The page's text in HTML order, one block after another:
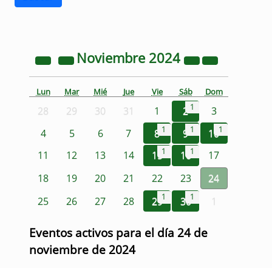
Noviembre 2024
Lun Mar Mié Jue Vie Sáb Dom
28 29 30 31 1 2 1
3
4
5 6 7 8 1 9 1 101
11 12 13 14 151 161
17
18
19 20 21 22 23
24
25
26 27 28 291 301 1
Eventos activos para el día 24 de
noviembre de 2024